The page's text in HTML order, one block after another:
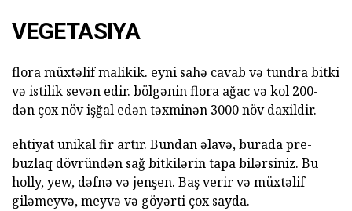
VEGETASIYA
flora müxtəlif malikik. eyni sahə cavab və tundra bitki
və istilik sevən edir. bölgənin flora ağac və kol 200-
dən çox növ işğal edən təxminən 3000 növ daxildir.
ehtiyat unikal fir artır. Bundan əlavə, burada pre-
buzlaq dövründən sağ bitkilərin tapa bilərsiniz. Bu
holly, yew, dəfnə və jenşen. Baş verir və müxtəlif
giləmeyvə, meyvə və göyərti çox sayda.